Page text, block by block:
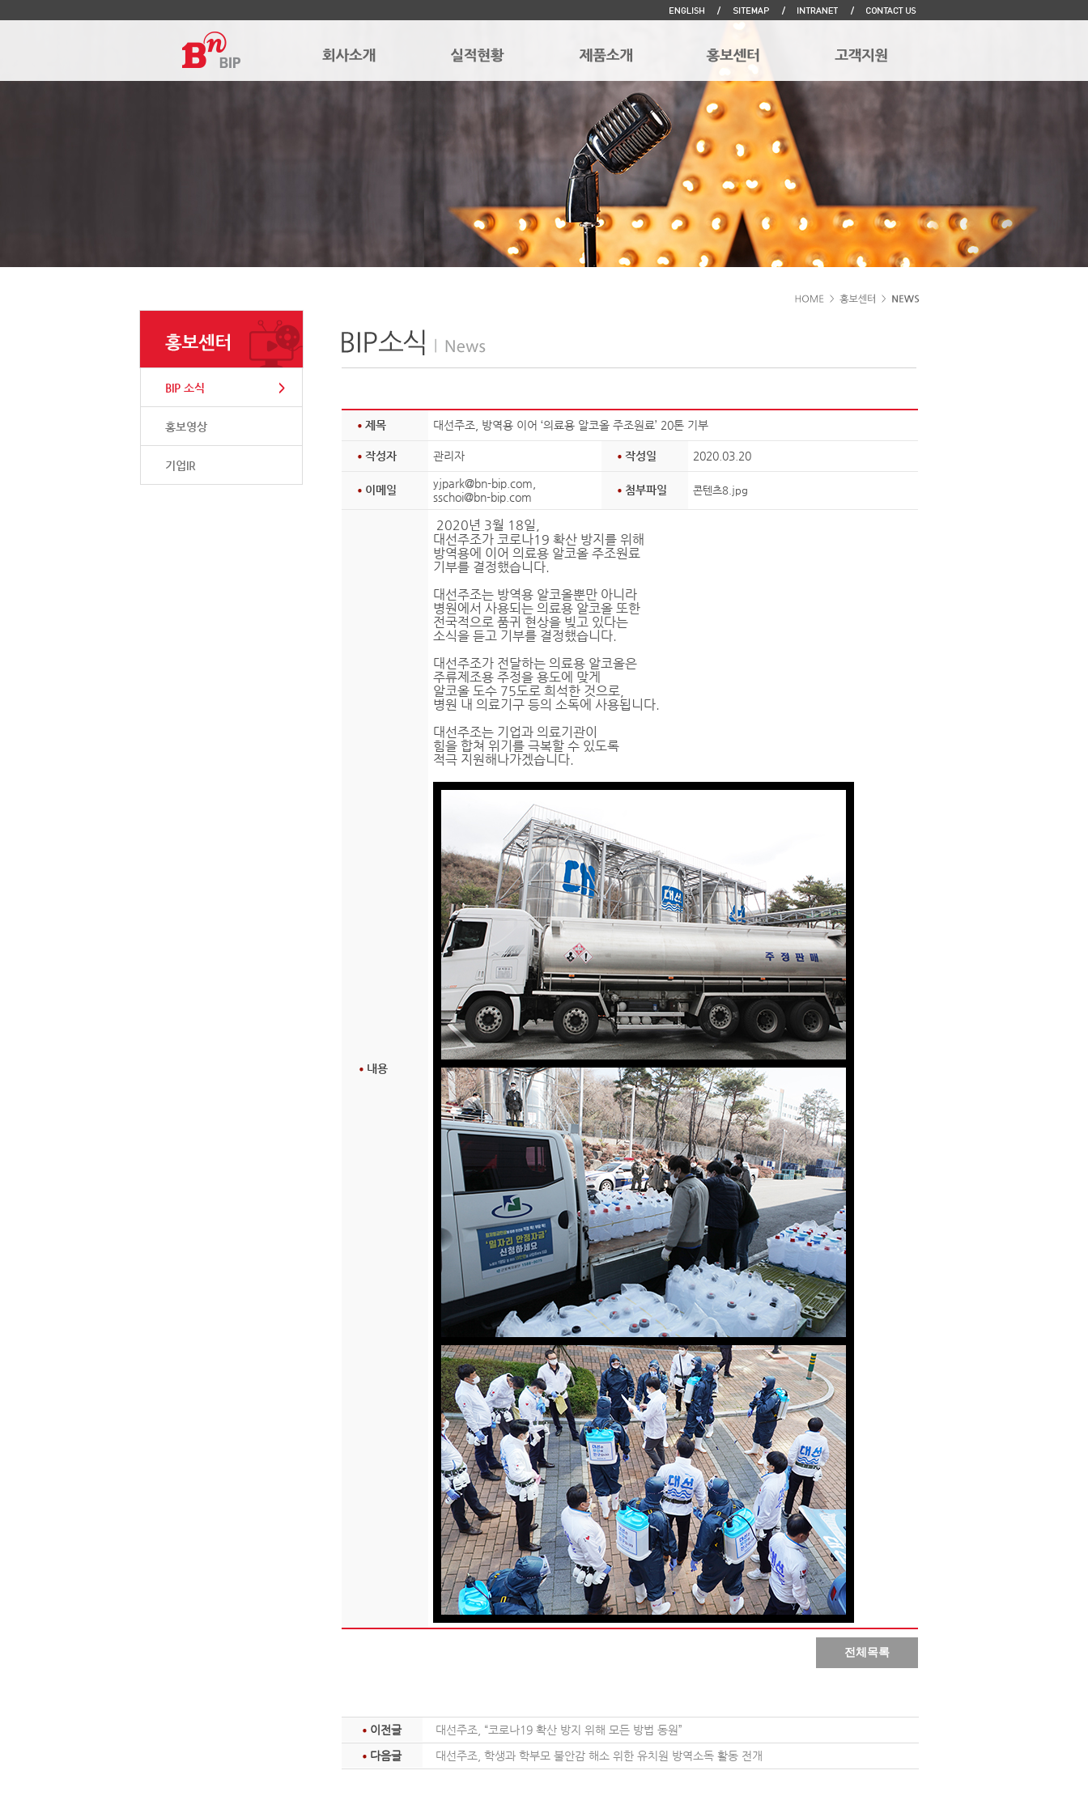
BIP 소식
홍보영상
기업IR
제목 대선주조, 방역용 이어 ‘의료용 알코올 주조원료’ 20톤 기부
작성자 관리자 작성일 2020.03.20
이메일
yjpark@bn-bip.com,
sschoi@bn-bip.com
첨부파일 콘텐츠8.jpg
내용
2020년 3월 18일,
대선주조가 코로나19 확산 방지를 위해
방역용에 이어 의료용 알코올 주조원료
기부를 결정했습니다.
대선주조는 방역용 알코올뿐만 아니라
병원에서 사용되는 의료용 알코올 또한
전국적으로 품귀 현상을 빚고 있다는
소식을 듣고 기부를 결정했습니다.
대선주조가 전달하는 의료용 알코올은
주류제조용 주정을 용도에 맞게
알코올 도수 75도로 희석한 것으로,
병원 내 의료기구 등의 소독에 사용됩니다.
대선주조는 기업과 의료기관이
힘을 합쳐 위기를 극복할 수 있도록
적극 지원해나가겠습니다.
이전글
대선주조, “코로나19 확산 방지 위해 모든 방법 동원”
다음글
대선주조, 학생과 학부모 불안감 해소 위한 유치원 방역소독 활동 전개